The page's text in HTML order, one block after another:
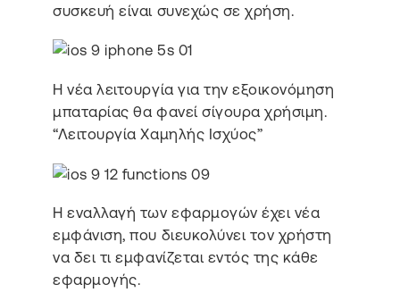
συσκευή είναι συνεχώς σε χρήση.
Η νέα λειτουργία για την εξοικονόμηση
μπαταρίας θα φανεί σίγουρα χρήσιμη.
“Λειτουργία Χαμηλής Ισχύος”
Η εναλλαγή των εφαρμογών έχει νέα
εμφάνιση, που διευκολύνει τον χρήστη
να δει τι εμφανίζεται εντός της κάθε
εφαρμογής.